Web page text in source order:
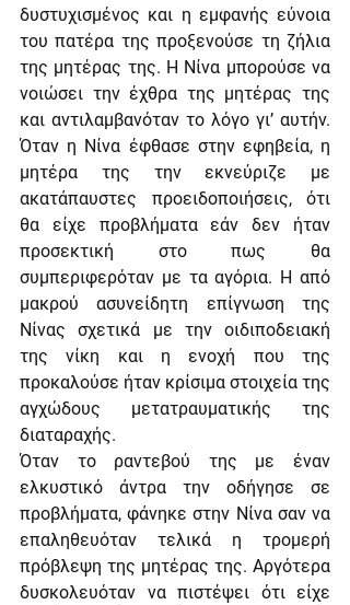
δυστυχισμένος και η εμφανής εύνοια
του πατέρα της προξενούσε τη ζήλια
της μητέρας της. Η Νίνα μπορούσε να
νοιώσει την έχθρα της μητέρας της
και αντιλαμβανόταν το λόγο γι’ αυτήν.
Όταν η Νίνα έφθασε στην εφηβεία, η
μητέρα της την εκνεύριζε με
ακατάπαυστες προειδοποιήσεις, ότι
θα είχε προβλήματα εάν δεν ήταν
προσεκτική στο πως θα
συμπεριφερόταν με τα αγόρια. Η από
μακρού ασυνείδητη επίγνωση της
Νίνας σχετικά με την οιδιποδειακή
της νίκη και η ενοχή που της
προκαλούσε ήταν κρίσιμα στοιχεία της
αγχώδους μετατραυματικής της
διαταραχής.
Όταν το ραντεβού της με έναν
ελκυστικό άντρα την οδήγησε σε
προβλήματα, φάνηκε στην Νίνα σαν να
επαληθευόταν τελικά η τρομερή
πρόβλεψη της μητέρας της. Αργότερα
δυσκολευόταν να πιστέψει ότι είχε